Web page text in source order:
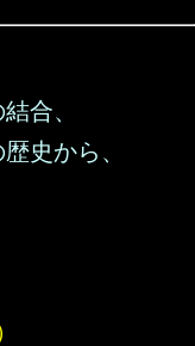
合、
史から、